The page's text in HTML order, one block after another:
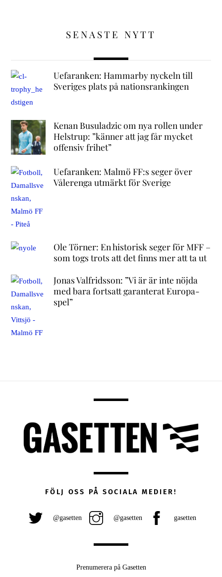
SENASTE NYTT
Uefaranken: Hammarby nyckeln till
Sveriges plats på nationsrankingen
Kenan Busuladzic om nya rollen under
Helstrup: ”känner att jag får mycket
offensiv frihet”
Uefaranken: Malmö FF:s seger över
Vålerenga utmärkt för Sverige
Ole Törner: En historisk seger för MFF –
som togs trots att det finns mer att ta ut
Jonas Valfridsson: ”Vi är är inte nöjda
med bara fortsatt garanterat Europa-
spel”
FÖLJ OSS PÅ SOCIALA MEDIER!
@gasetten @gasetten gasetten
Prenumerera på Gasetten